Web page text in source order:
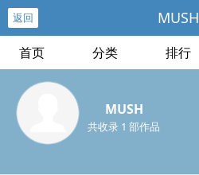
返回 MUSH
首页 分类 排行
MUSH
共收录 1 部作品